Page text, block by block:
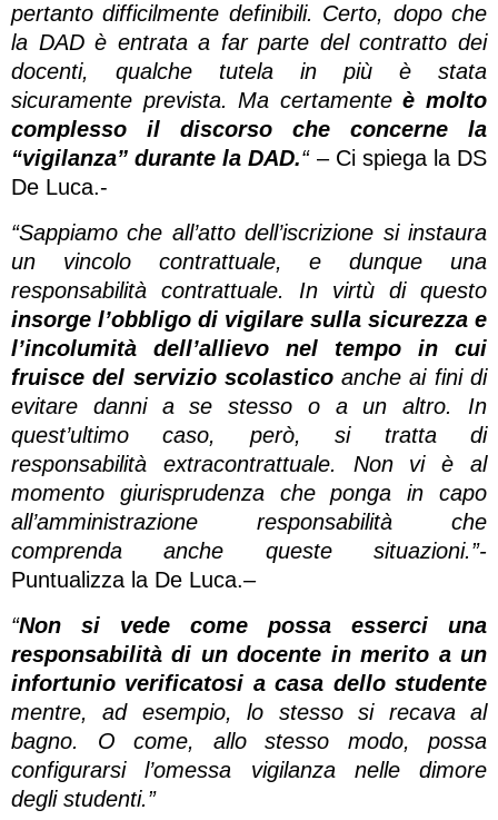
pertanto difficilmente definibili. Certo, dopo che
la DAD è entrata a far parte del contratto dei
docenti, qualche tutela in più è stata
sicuramente prevista. Ma certamenteè molto
complesso il discorso che concerne la
“vigilanza” durante la DAD.“– Ci spiega la DS
De Luca.-
“Sappiamo che all’atto dell’iscrizione si instaura
un vincolo contrattuale, e dunque una
responsabilità contrattuale. In virtù di questo
insorge l’obbligo di vigilare sulla sicurezza e
l’incolumità dell’allievo nel tempo in cui
fruisce del servizio scolasticoanche ai fini di
evitare danni a se stesso o a un altro. In
quest’ultimo caso, però, si tratta di
responsabilità extracontrattuale. Non vi è al
momento giurisprudenza che ponga in capo
all’amministrazione responsabilità che
comprenda anche queste situazioni.”-
Puntualizza la De Luca.–
“Non si vede come possa esserci una
responsabilità di un docente in merito a un
infortunio verificatosi a casa dello studente
mentre, ad esempio, lo stesso si recava al
bagno. O come, allo stesso modo, possa
configurarsi l’omessa vigilanza nelle dimore
degli studenti.”